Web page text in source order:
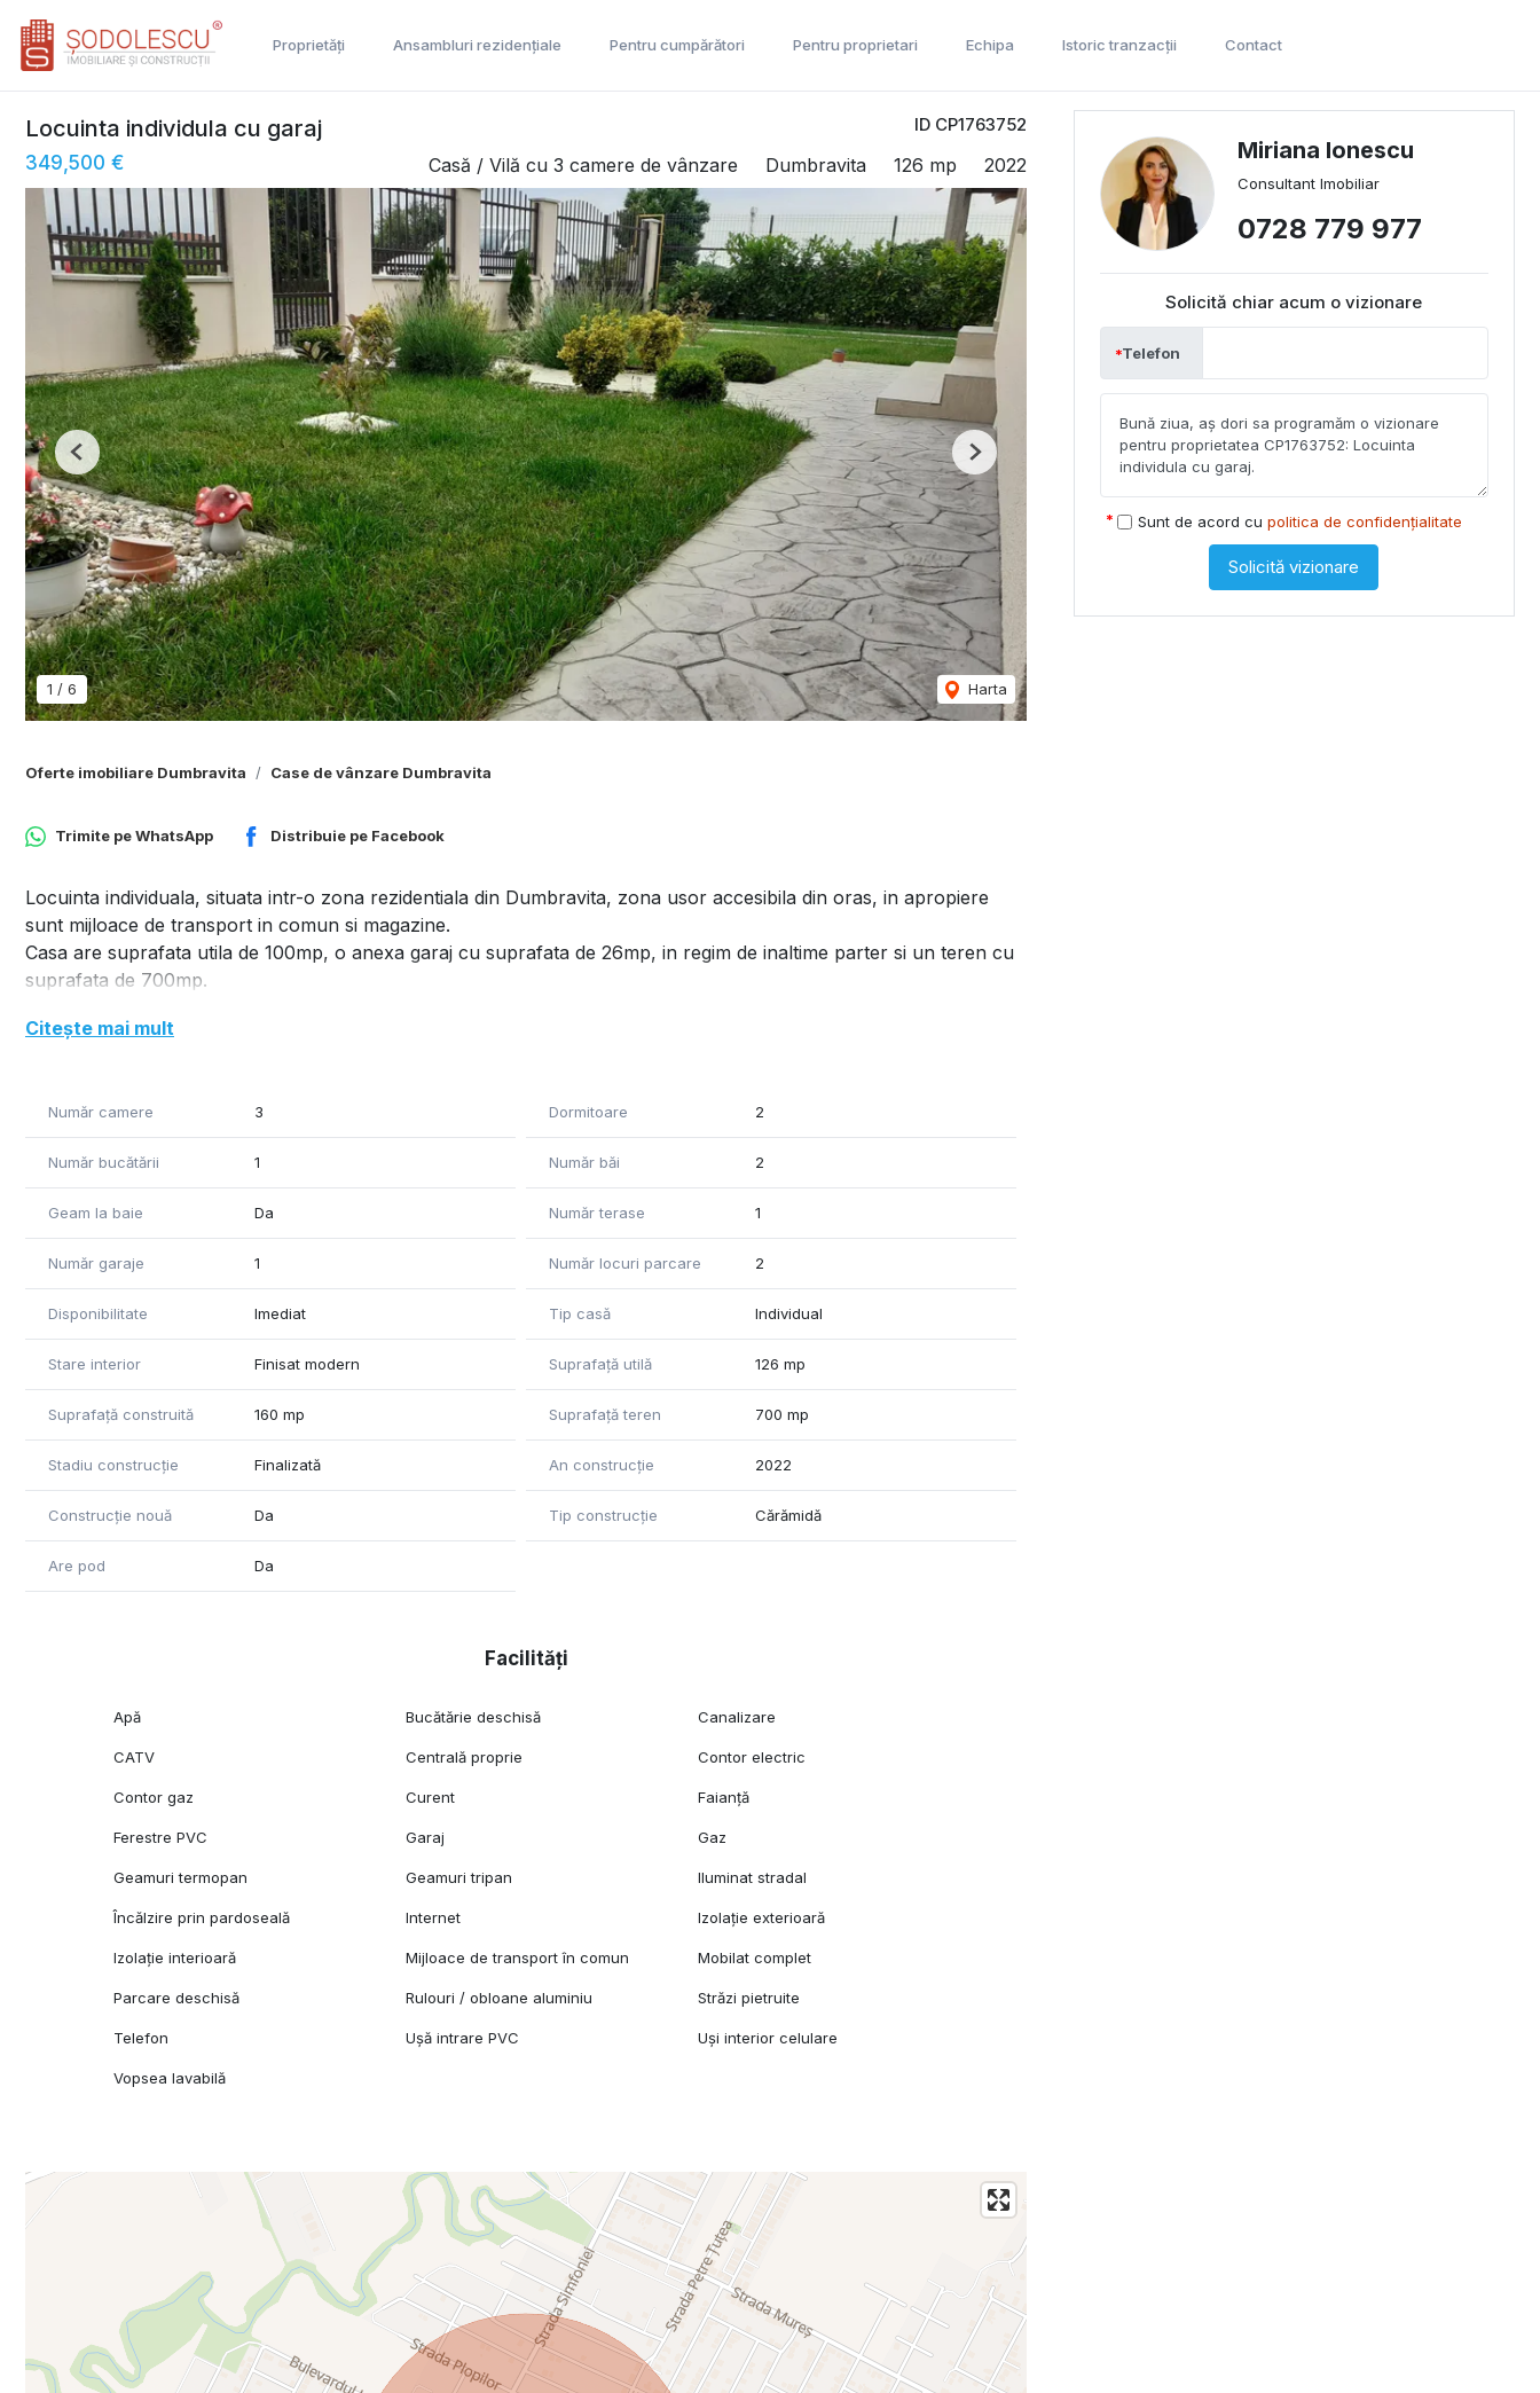
Proprietăți Ansambluri rezidențiale Pentru cumpărători Pentru proprietari Echipa Istoric tranzacții Contact
ID CP1763752
Locuinta individula cu garaj
349,500 € Casă / Vilă cu 3 camere de vânzare Dumbravita 126 mp 2022
1 / 6 Harta
Previous Next
Oferte imobiliare Dumbravita Case de vânzare Dumbravita
Trimite peWhatsApp Distribuie pe Facebook
Locuinta individuala, situata intr-o zona rezidentiala din Dumbravita, zona usor accesibila din oras, in apropiere
sunt mijloace de transport in comun si magazine.
Casa are suprafata utila de 100mp, o anexa garaj cu suprafata de 26mp, in regim de inaltime parter si un teren cu
suprafata de 700mp.
Parter - hol intrare, bucatarie, living mare si loc de luat masa cu iesire pe o terasa acoperita cu suprafata de 16mp,
Citește mai mult
Număr camere 3 Dormitoare 2
Număr bucătării 1 Număr băi 2
Geam la baie Da Număr terase 1
Număr garaje 1 Număr locuri parcare 2
Disponibilitate Imediat Tip casă Individual
Stare interior Finisat modern Suprafață utilă 126 mp
Suprafață construită 160 mp Suprafață teren 700 mp
Stadiu construcție Finalizată An construcție 2022
Construcție nouă Da Tip construcție Cărămidă
Are pod Da
Facilități
Apă Bucătărie deschisă Canalizare
CATV Centrală proprie Contor electric
Contor gaz Curent Faianță
Ferestre PVC Garaj Gaz
Geamuri termopan Geamuri tripan Iluminat stradal
Încălzire prin pardoseală Internet Izolație exterioară
Izolație interioară Mijloace de transport în comun Mobilat complet
Parcare deschisă Rulouri / obloane aluminiu Străzi pietruite
Telefon Ușă intrare PVC Uși interior celulare
Vopsea lavabilă
Miriana Ionescu
Consultant Imobiliar
0728 779 977
Solicită chiar acum o vizionare
Telefon
Sunt de acord cu politica de confidențialitate
Solicită vizionare